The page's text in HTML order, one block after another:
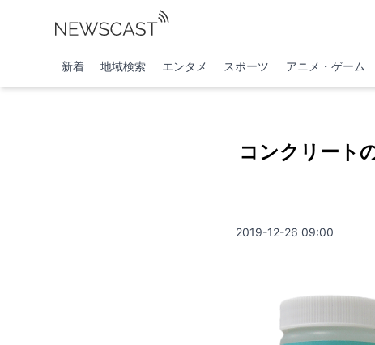
新着 地域検索 エンタメ スポーツ アニメ・ゲーム
コンクリート
2019-12-26 09:00